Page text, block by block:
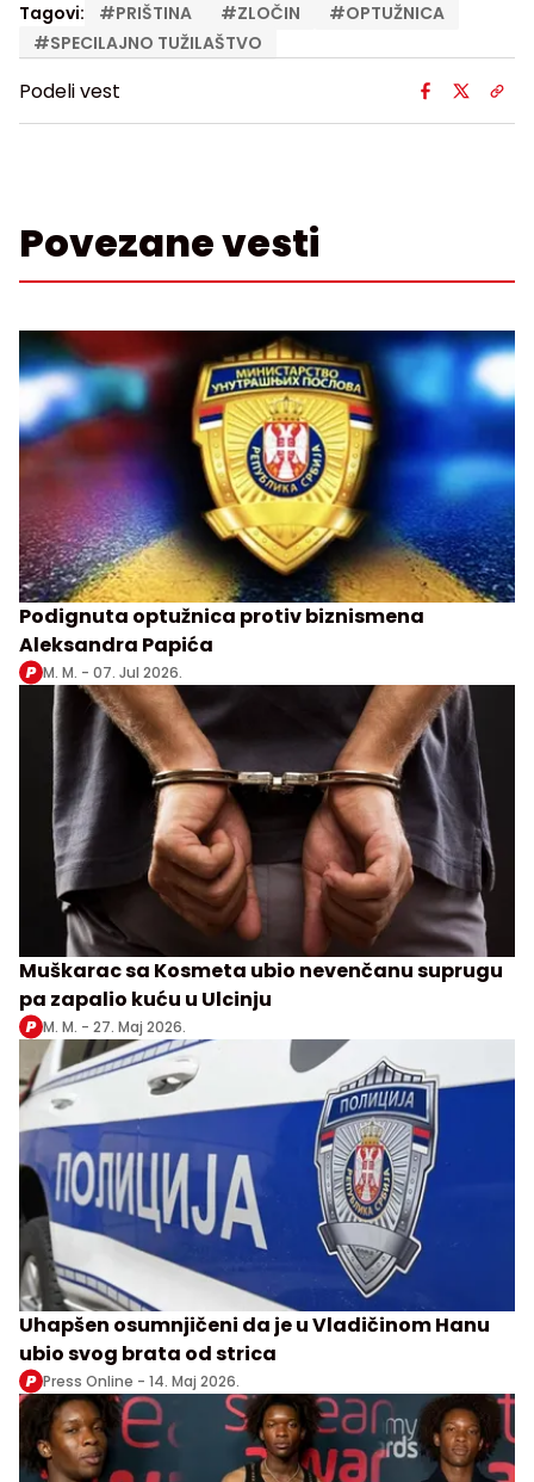
Tagovi: #PRIŠTINA #ZLOČIN #OPTUŽNICA
#SPECILAJNO TUŽILAŠTVO
Podeli vest
Povezane vesti
Podignuta optužnica protiv biznismena
Aleksandra Papića
M. M. - 07. Jul 2026.
Muškarac sa Kosmeta ubio nevenčanu suprugu
pa zapalio kuću u Ulcinju
M. M. - 27. Maj 2026.
Uhapšen osumnjičeni da je u Vladičinom Hanu
ubio svog brata od strica
Press Online - 14. Maj 2026.